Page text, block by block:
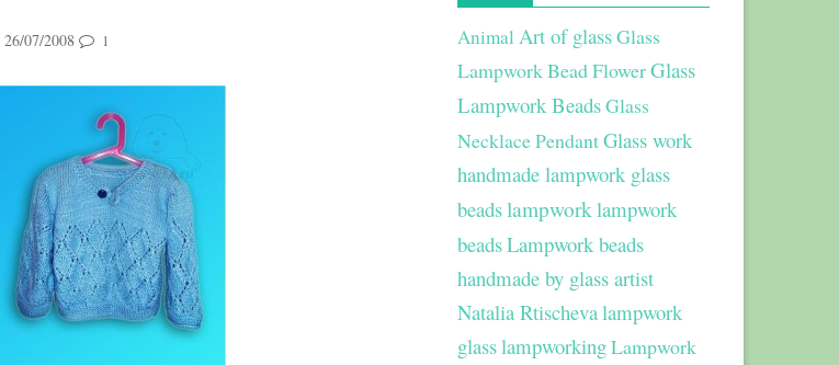
26/07/2008 1 Animal Art of glassGlass
Lampwork Bead FlowerGlass
Lampwork BeadsGlass
Necklace PendantGlass work
handmade lampwork glass
beadslampworklampwork
beadsLampwork beads
handmade by glass artist
Natalia Rtischevalampwork
glasslampworkingLampwork